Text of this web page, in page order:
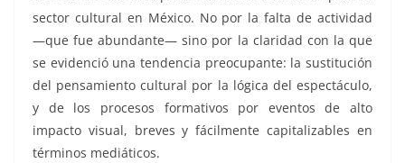
sector cultural en México. No por la falta de actividad
—que fue abundante— sino por la claridad con la que
se evidenció una tendencia preocupante: la sustitución
del pensamiento cultural por la lógica del espectáculo,
y de los procesos formativos por eventos de alto
impacto visual, breves y fácilmente capitalizables en
términos mediáticos.